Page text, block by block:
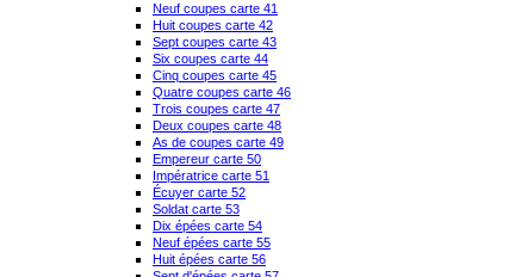
Neuf coupes carte 41
Huit coupes carte 42
Sept coupes carte 43
Six coupes carte 44
Cinq coupes carte 45
Quatre coupes carte 46
Trois coupes carte 47
Deux coupes carte 48
As de coupes carte 49
Empereur carte 50
Impératrice carte 51
Écuyer carte 52
Soldat carte 53
Dix épées carte 54
Neuf épées carte 55
Huit épées carte 56